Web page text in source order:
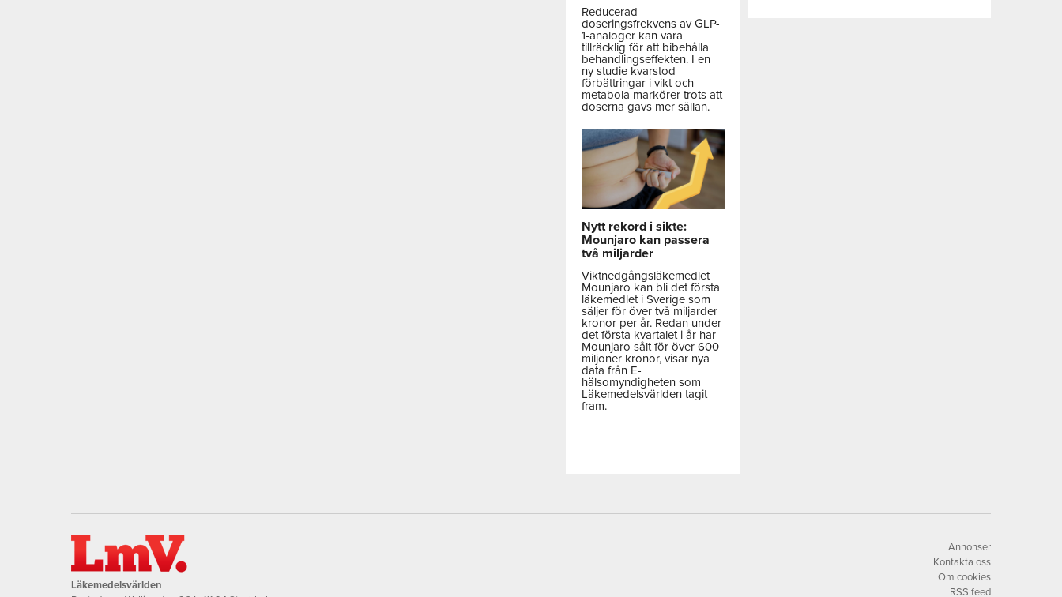
Reducerad
doseringsfrekvens av GLP-
1-analoger kan vara
tillräcklig för att bibehålla
behandlingseffekten. I en
ny studie kvarstod
förbättringar i vikt och
metabola markörer trots att
doserna gavs mer sällan.
Nytt rekord i sikte:
Mounjaro kan passera
två miljarder
Viktnedgångsläkemedlet
Mounjaro kan bli det första
läkemedlet i Sverige som
säljer för över två miljarder
kronor per år. Redan under
det första kvartalet i år har
Mounjaro sålt för över 600
miljoner kronor, visar nya
data från E-
hälsomyndigheten som
Läkemedelsvärlden tagit
fram.
Läkemedelsvärlden
Annonser
Kontakta oss
Om cookies
RSS feed